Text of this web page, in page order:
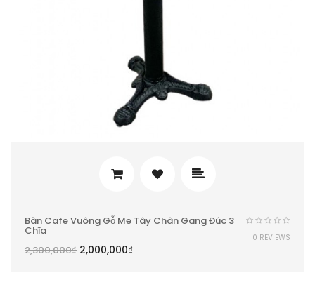
Bàn Cafe Vuông Gỗ Me Tây Chân Gang Đúc 3
Chĩa
2,300,000₫ 2,000,000₫
0 REVIEWS